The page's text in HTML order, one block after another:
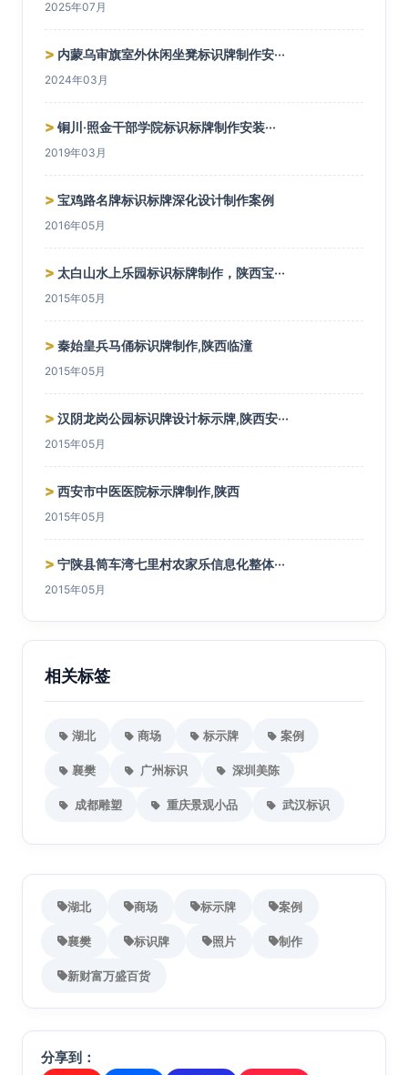
2025年07月
> 内蒙乌审旗室外休闲坐凳标识牌制作安···
2024年03月
> 铜川·照金干部学院标识标牌制作安装···
2019年03月
> 宝鸡路名牌标识标牌深化设计制作案例
2016年05月
> 太白山水上乐园标识标牌制作，陕西宝···
2015年05月
> 秦始皇兵马俑标识牌制作,陕西临潼
2015年05月
> 汉阴龙岗公园标识牌设计标示牌,陕西安···
2015年05月
> 西安市中医医院标示牌制作,陕西
2015年05月
> 宁陕县筒车湾七里村农家乐信息化整体···
2015年05月
相关标签
湖北 商场 标示牌 案例
襄樊 广州标识 深圳美陈
成都雕塑 重庆景观小品 武汉标识
湖北 商场 标示牌 案例
襄樊 标识牌 照片 制作
新财富万盛百货
分享到：